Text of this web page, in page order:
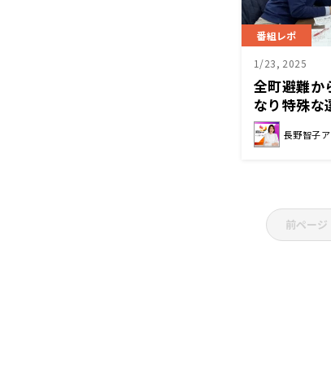
番組レポ
1/23, 2025
全町避難か
なり特殊な
長野智子
前ページ